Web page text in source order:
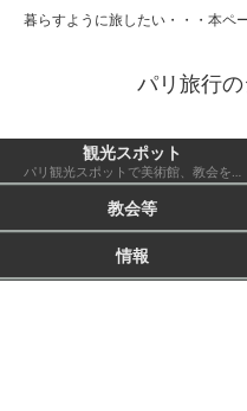
暮らすように旅したい・・・本ペ
パリ旅行
観光スポット
パリ観光スポットで美術館、教会を除いたもの 市外も含む
教会等
情報